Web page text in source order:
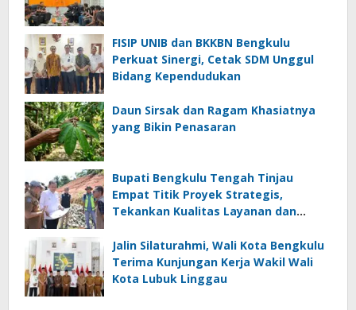
FISIP UNIB dan BKKBN Bengkulu
Perkuat Sinergi, Cetak SDM Unggul
Bidang Kependudukan
Daun Sirsak dan Ragam Khasiatnya
yang Bikin Penasaran
Bupati Bengkulu Tengah Tinjau
Empat Titik Proyek Strategis,
Tekankan Kualitas Layanan dan
Jalin Silaturahmi, Wali Kota Bengkulu
Terima Kunjungan Kerja Wakil Wali
Kota Lubuk Linggau